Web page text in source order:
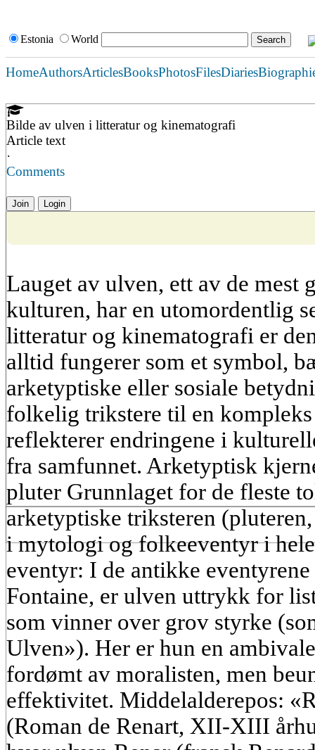
Estonia World
HomeAuthorsArticlesBooksPhotosFilesDiaries
Bilde av ulven i litteratur og kinematografi
Article text
·
Comments
Join Login
Lauget av ulven, ett av de mest
kulturen, har en utomordentlig
litteratur og kinematografi er
alltid fungerer som et symbol,
arketyptiske eller sosiale
folkelig trikstere til en
reflekterer endringene i
fra samfunnet. Arketyptisk
pluter Grunnlaget for de fleste
arketyptiske triksteren
i mytologi og folkeeventyr i
eventyr: I de antikke
Fontaine, er ulven uttrykk for
som vinner over grov styrke
Ulven»). Her er hun en
fordømt av moralisten, men
effektivitet. Middelalderepos:
(Roman de Renart, XII-XIII